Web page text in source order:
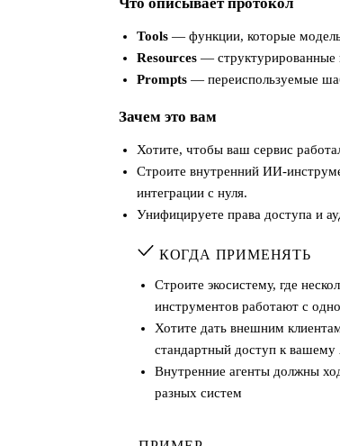
Tools — функции, которые
Resources — структурированные
Prompts — переиспользуемые
Зачем это вам
Хотите, чтобы ваш сервис
Строите внутренний ИИ-
интеграции с нуля.
Унифицируете права доступа и
КОГДА ПРИМЕНЯТЬ
Строите экосистему, где
инструментов работают с
Хотите дать внешним
стандартный доступ к вашему
Внутренние агенты должны
разных систем